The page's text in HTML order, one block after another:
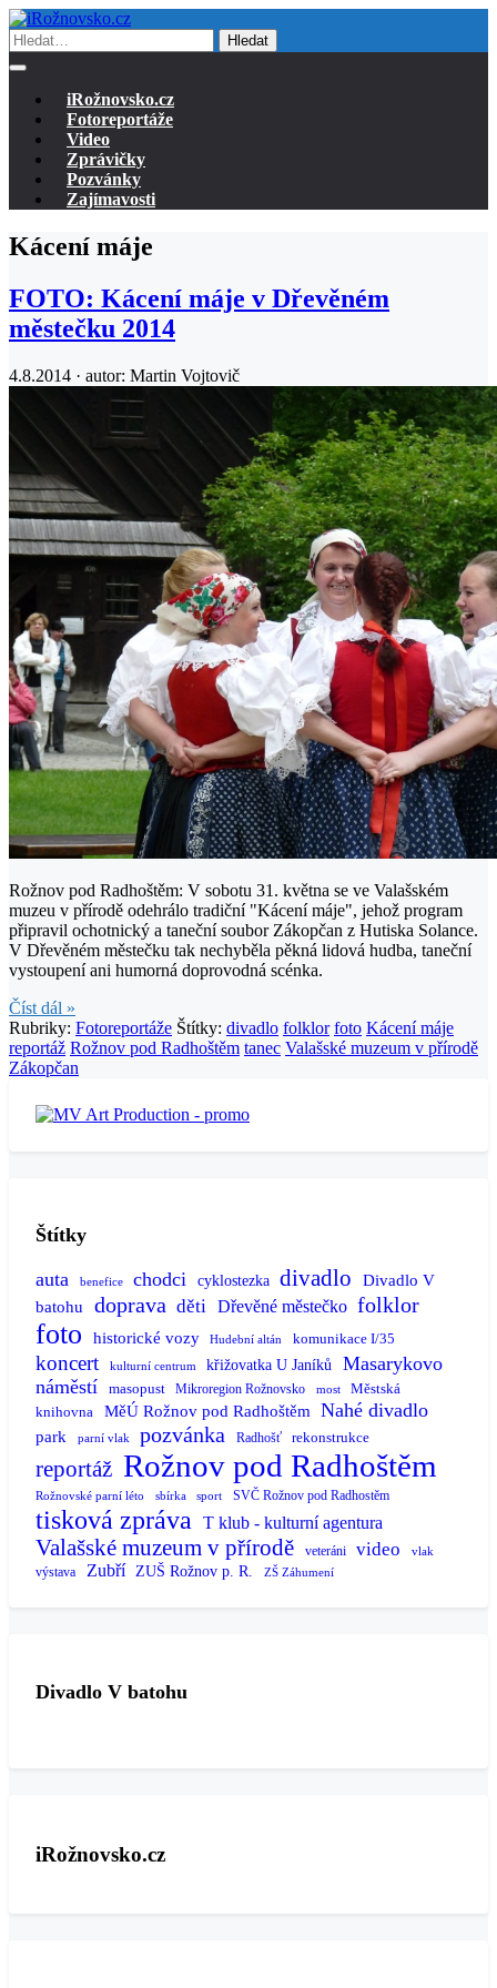
Hledat
iRožnovsko.cz
Fotoreportáže
Video
Zprávičky
Pozvánky
Zajímavosti
Kácení máje
FOTO: Kácení máje v Dřevěném
městečku 2014
4.8.2014 · autor: Martin Vojtovič
Rožnov pod Radhoštěm: V sobotu 31. května se ve Valašském
muzeu v přírodě odehrálo tradiční "Kácení máje", jehož program
připravil ochotnický a taneční soubor Zákopčan z Hutiska Solance.
V Dřevěném městečku tak nechyběla pěkná lidová hudba, taneční
vystoupení ani humorná doprovodná scénka.
Číst dál »
Rubriky: Fotoreportáže Štítky: divadlo folklor foto Kácení máje
reportáž Rožnov pod Radhoštěm tanec Valašské muzeum v přírodě
Zákopčan
Štítky
auta
benefice chodci cyklostezka divadlo
Divadlo V
batohu
doprava děti Dřevěné městečko folklor
foto historické vozy Hudební altán komunikace I/35
koncert kulturní centrum křižovatka U Janíků
Masarykovo
náměstí
masopust Mikroregion Rožnovsko most
Městská
knihovna
MěÚ Rožnov pod Radhoštěm Nahé divadlo
park parní vlak pozvánka Radhošť rekonstrukce
reportáž Rožnov pod Radhoštěm
Rožnovské parní léto sbírka sport SVČ Rožnov pod Radhostěm
tisková zpráva T klub - kulturní agentura
Valašské muzeum v přírodě veteráni video vlak
výstava Zubří ZUŠ Rožnov p. R. ZŠ Záhumení
Divadlo V batohu
iRožnovsko.cz